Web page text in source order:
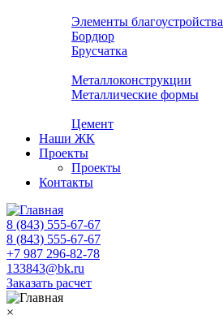
Элементы благоустройства
Бордюр
Брусчатка
Металлоконструкции
Металлические формы
Цемент
Наши ЖК
Проекты
Проекты
Контакты
8 (843) 555-67-67
8 (843) 555-67-67
+7 987 296-82-78
133843@bk.ru
Заказать расчет
×